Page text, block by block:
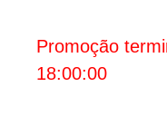
Promoção
18:00:00